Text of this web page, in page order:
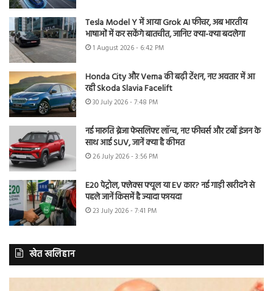
Tesla Model Y में आया Grok AI फीचर, अब भारतीय
भाषाओं में कर सकेंगे बातचीत, जानिए क्या-क्या बदलेगा
1 August 2026 - 6:42 PM
Honda City और Verna की बढ़ी टेंशन, नए अवतार में आ
रही Skoda Slavia Facelift
30 July 2026 - 7:48 PM
नई मारुति ब्रेजा फेसलिफ्ट लॉन्च, नए फीचर्स और टर्बो इंजन के
साथ आई SUV, जानें क्या है कीमत
26 July 2026 - 3:56 PM
E20 पेट्रोल, फ्लेक्स फ्यूल या EV कार? नई गाड़ी खरीदने से
पहले जानें किसमें है ज्यादा फायदा
23 July 2026 - 7:41 PM
खेत खलिहान